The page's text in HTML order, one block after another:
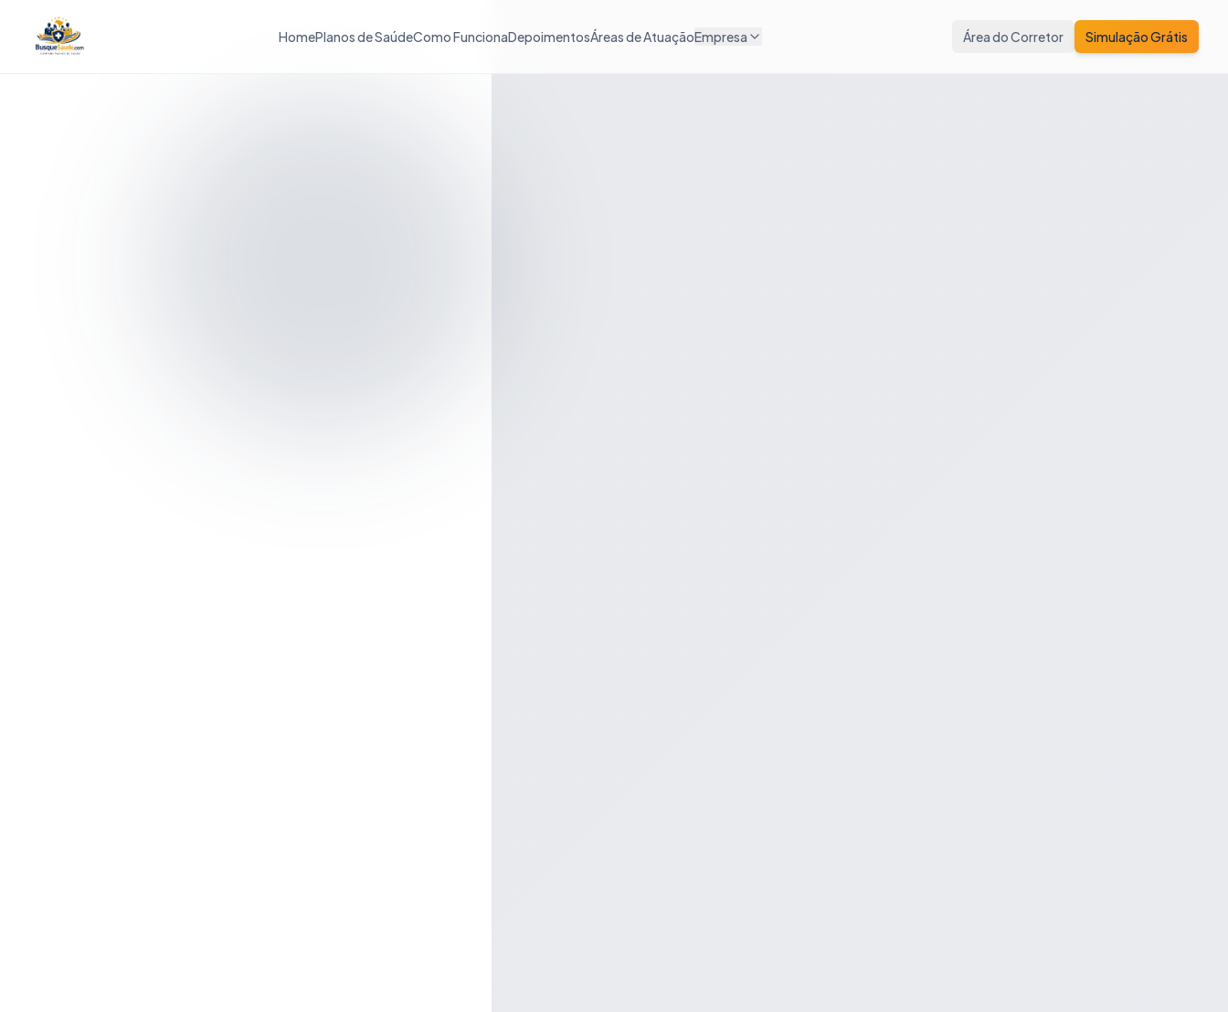
HomePlanos de SaúdeComo FuncionaDepoimentosÁreas de AtuaçãoEmpresa Área do Corretor Simulação Grátis